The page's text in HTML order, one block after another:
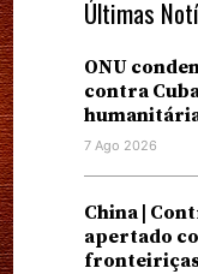
Últimas
ONU
contra
7 Ago 2026
China |
apertado